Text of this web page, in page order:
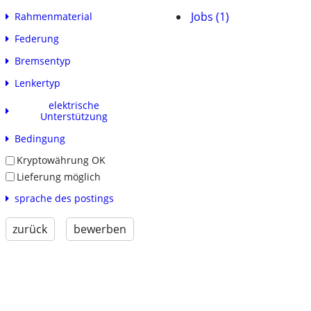
Rahmenmaterial
Federung
Bremsentyp
Lenkertyp
elektrische
Unterstützung
Bedingung
Kryptowährung OK
Lieferung möglich
sprache des postings
zurück bewerben
Jobs (1)